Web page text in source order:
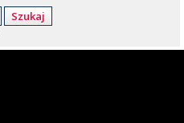
Szukaj